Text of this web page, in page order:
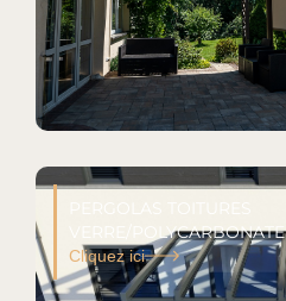
PERGOLAS TOITURES
VERRE/POLYCARBONATE
Cliquez ici